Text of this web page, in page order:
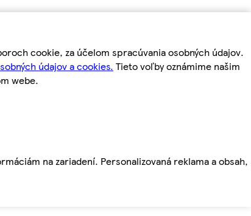
cookie, za účelom spracúvania osobných údajov.
údajov a cookies. Tieto voľby oznámime našim
webe.
na zariadení. Personalizovaná reklama a obsah,